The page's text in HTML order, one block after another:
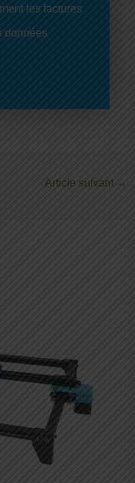
les factures
données
Article suivant →